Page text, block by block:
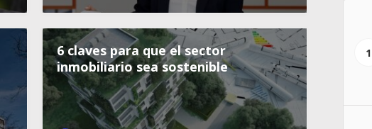
6 claves para que el sector
inmobiliario sea sostenible
1